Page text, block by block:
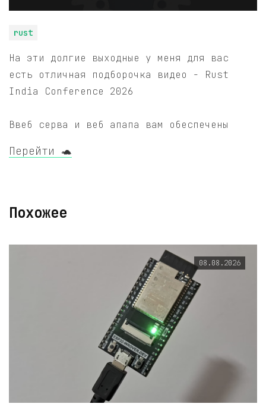
rust
На эти долгие выходные у меня для вас
есть отличная подборочка видео - Rust
India Conference 2026
Ввеб серва и веб апапа вам обеспечены
Перейти 🐢
Похожее
08.08.2026